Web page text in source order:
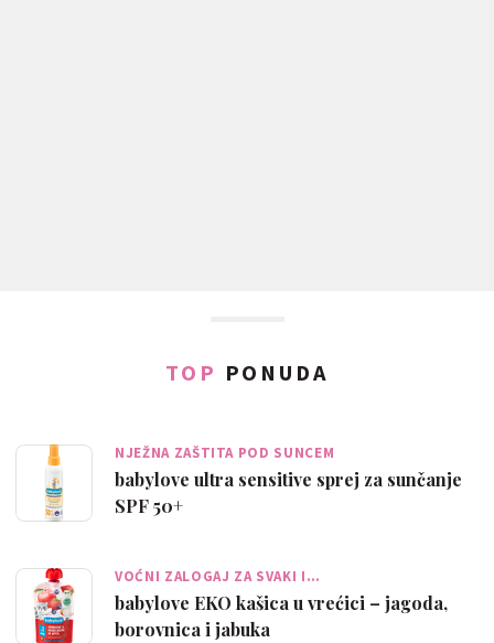
TOP PONUDA
NJEŽNA ZAŠTITA POD SUNCEM
babylove ultra sensitive sprej za sunčanje
SPF 50+
VOĆNI ZALOGAJ ZA SVAKI I…
babylove EKO kašica u vrećici – jagoda,
borovnica i jabuka